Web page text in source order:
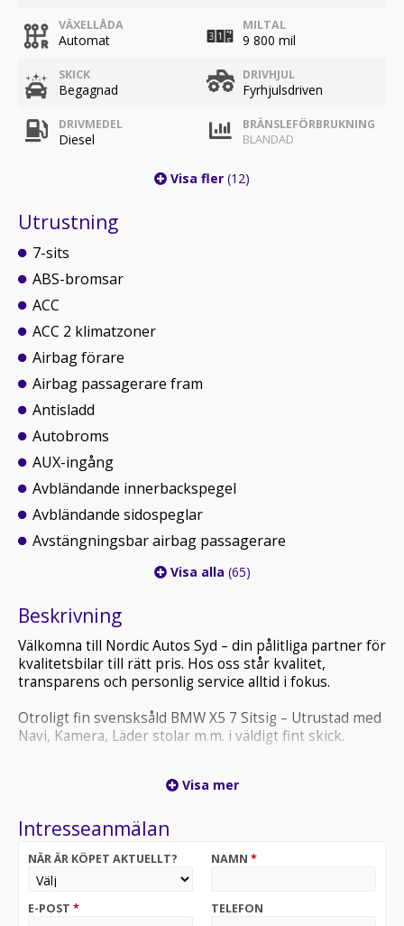
VÄXELLÅDA
Automat
MILTAL
9 800 mil
SKICK
Begagnad
DRIVHJUL
Fyrhjulsdriven
DRIVMEDEL
Diesel
BRÄNSLEFÖRBRUKNING
BLANDAD
Visa fler (12)
Utrustning
7-sits
ABS-bromsar
ACC
ACC 2 klimatzoner
Airbag förare
Airbag passagerare fram
Antisladd
Autobroms
AUX-ingång
Avbländande innerbackspegel
Avbländande sidospeglar
Avstängningsbar airbag passagerare
Visa alla (65)
Beskrivning
Välkomna till Nordic Autos Syd – din pålitliga partner för
kvalitetsbilar till rätt pris. Hos oss står kvalitet,
transparens och personlig service alltid i fokus.
Otroligt fin svensksåld BMW X5 7 Sitsig – Utrustad med
Navi, Kamera, Läder stolar m.m. i väldigt fint skick.
• Alla våra bilar genomgår noggranna tester hos
• Vi tar gärna din bil i inbyte – smidigt, säkert och
enkelt.
• 6–36 månaders garanti erbjuds för din trygghet.
Visa mer
Intresseanmälan
NÄR ÄR KÖPET AKTUELLT? NAMN *
E-POST * TELEFON